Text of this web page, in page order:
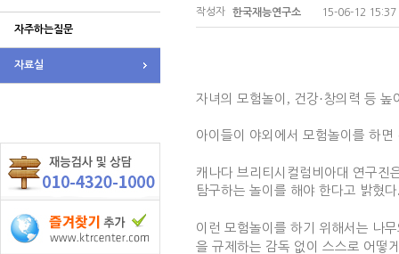
자주하는질문
자료실
작성자 한국재능연구소 15-06-12 15:37
자녀의 모험놀이 , 건강· 창의력 등 높
아이들이 야외에서 모험놀이를 하
캐나다 브리티시컬럼비아대 연구진
탐구하는 놀이를 해야 한다고 밝혔다
이런 모험놀이를 하기 위해서는 나
을 규제하는 감독 없이 스스로 어떻